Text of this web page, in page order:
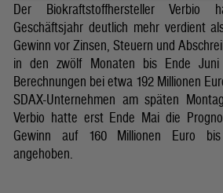
Der Biokraftstoffhersteller Verbio
Geschäftsjahr deutlich mehr verdient
Gewinn vor Zinsen, Steuern und
in den zwölf Monaten bis Ende
Berechnungen bei etwa 192 Millionen
SDAX-Unternehmen am späten
Verbio hatte erst Ende Mai die
Gewinn auf 160 Millionen Euro
angehoben.